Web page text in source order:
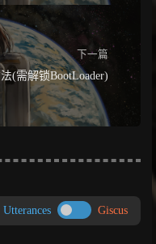
下一篇
(需解锁BootLoader)
Utterances Giscus